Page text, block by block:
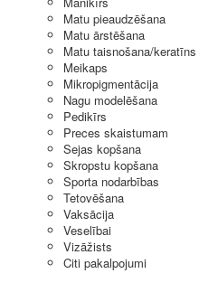
Matu pieaudzēšana
Matu ārstēšana
Matu taisnošana/keratīns
Meikaps
Mikropigmentācija
Nagu modelēšana
Pedikīrs
Preces skaistumam
Sejas kopšana
Skropstu kopšana
Sporta nodarbības
Tetovēšana
Vaksācija
Veselībai
Vizāžists
Citi pakalpojumi